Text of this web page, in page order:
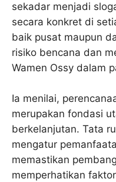
sekadar menjadi
secara konkret di
baik pusat maupun
risiko bencana dan
Wamen Ossy dalam
Ia menilai,
merupakan fondasi
berkelanjutan. Tata
mengatur
memastikan
memperhatikan